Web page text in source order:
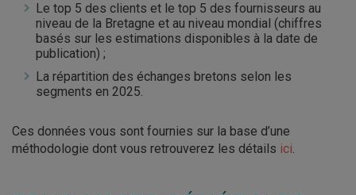
Le top 5 des clients et le top 5 des fournisseurs au
niveau de la Bretagne et au niveau mondial (chiffres
basés sur les estimations disponibles à la date de
publication) ;
La répartition des échanges bretons selon les
segments en 2025.
Ces données vous sont fournies sur la base d’une
méthodologie dont vous retrouverez les détails ici.